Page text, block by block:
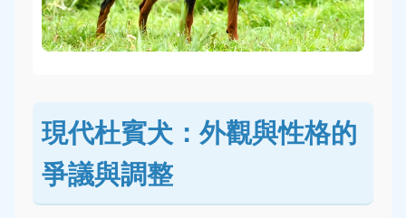
現代杜賓犬：外觀與性格的
爭議與調整